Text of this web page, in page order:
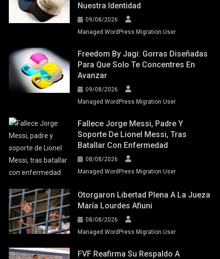
Nuestra Identidad
09/08/2026
Managed WordPress Migration User
Freedom By Jagi: Gorras Diseñadas
Para Que Solo Te Concentres En
Avanzar
09/08/2026
Managed WordPress Migration User
Fallece Jorge Messi, Padre Y
Soporte De Lionel Messi, Tras
Batallar Con Enfermedad
08/08/2026
Managed WordPress Migration User
Otorgaron Libertad Plena A La Jueza
María Lourdes Afiuni
08/08/2026
Managed WordPress Migration User
FVF Reafirma Su Respaldo A